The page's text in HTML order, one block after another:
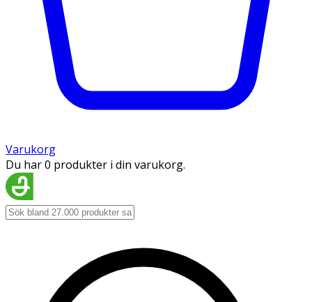
Varukorg
Du har 0 produkter i din varukorg.